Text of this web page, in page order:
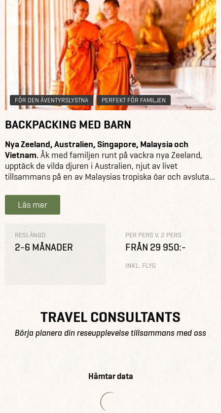
FÖR DEN ÄVENTYRSLYSTNA PERFEKT FÖR FAMILJEN
BACKPACKING MED BARN
Nya Zeeland, Australien, Singapore, Malaysia och
Vietnam.Åk med familjen runt på vackra nya Zeeland,
upptäck de vilda djuren i Australien, njut av livet
tillsammans på en av Malaysias tropiska öar och avsluta...
Läs mer
RESLÄNGD
2-6 MÅNADER
PER PERS V. 2 PERS
FRÅN 29 950:-
INKL. FLYG
TRAVEL CONSULTANTS
Börja planera din reseupplevelse tillsammans med oss
Hämtar data